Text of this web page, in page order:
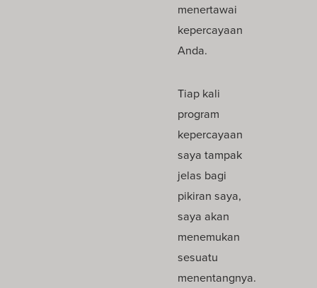
menertawai
kepercayaan
Anda.
Tiap kali
program
kepercayaan
saya tampak
jelas bagi
pikiran saya,
saya akan
menemukan
sesuatu
menentangnya.